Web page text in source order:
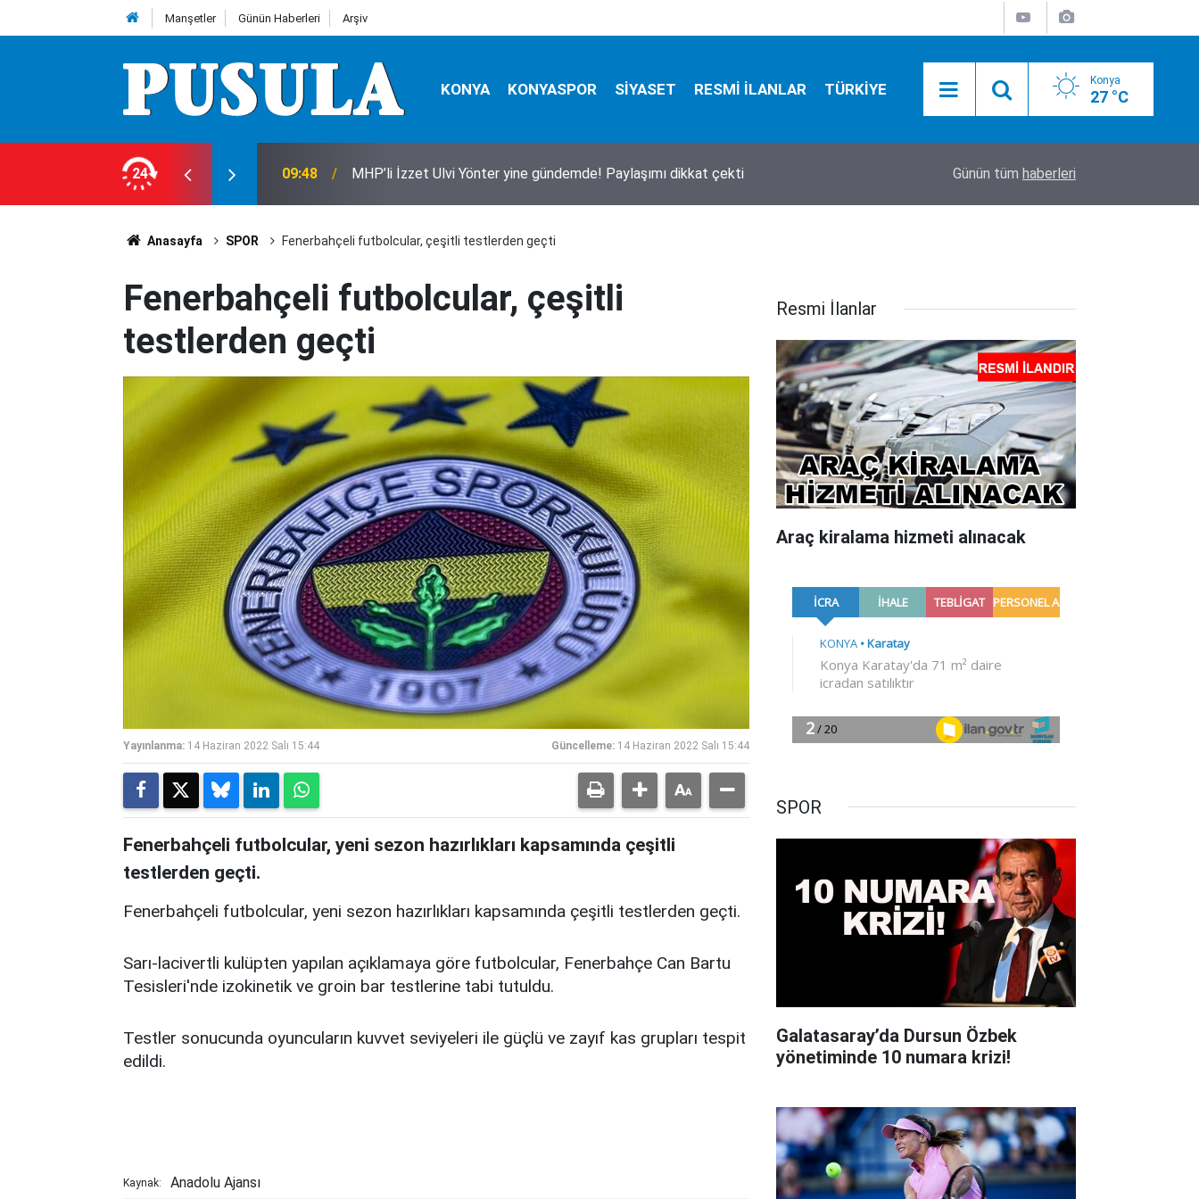
Manşetler Günün Haberleri Arşiv
KONYA KONYASPOR SİYASET RESMİ İLANLAR TÜRKİYE Konya
27 °C
24
oldu? İşte Konya’da güncel fiyatlar... 09:48 MHP’li İzzet Ulvi Yönter yine gündemde! Paylaşımı dikkat çekti Polis olmak isteyenler dikkat! 3 bin 250 kişilik
Günün tüm haberleri
Anasayfa SPOR Fenerbahçeli futbolcular, çeşitli testlerden geçti
Fenerbahçeli futbolcular, çeşitli
testlerden geçti
Yayınlanma: 14 Haziran 2022 Salı 15:44 Güncelleme: 14 Haziran 2022 Salı 15:44
Fenerbahçeli futbolcular, yeni sezon hazırlıkları kapsamında çeşitli
testlerden geçti.
Fenerbahçeli futbolcular, yeni sezon hazırlıkları kapsamında çeşitli testlerden geçti.
Sarı-lacivertli kulüpten yapılan açıklamaya göre futbolcular, Fenerbahçe Can Bartu
Tesisleri'nde izokinetik ve groin bar testlerine tabi tutuldu.
Testler sonucunda oyuncuların kuvvet seviyeleri ile güçlü ve zayıf kas grupları tespit
edildi.
Kaynak: Anadolu Ajansı
Resmi İlanlar
Araç kiralama hizmeti alınacak
SPOR
Galatasaray’da Dursun Özbek
yönetiminde 10 numara krizi!